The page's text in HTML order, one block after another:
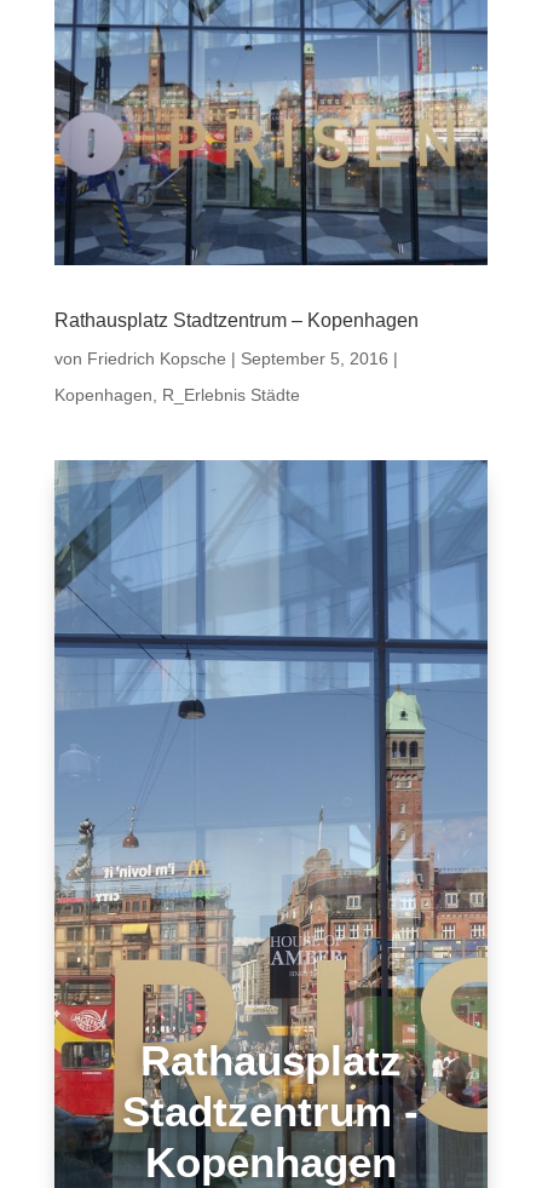
Rathausplatz Stadtzentrum – Kopenhagen
von Friedrich Kopsche | September 5, 2016 |
Kopenhagen, R_Erlebnis Städte
Rathausplatz
Stadtzentrum -
Kopenhagen